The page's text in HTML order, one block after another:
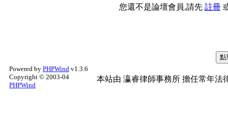
您還不是論壇會員,請先 註冊
Powered by PHPWind v1.3.6
Copyright © 2003-04
PHPWind
本站由 瀛睿律師事務所 擔任常年法